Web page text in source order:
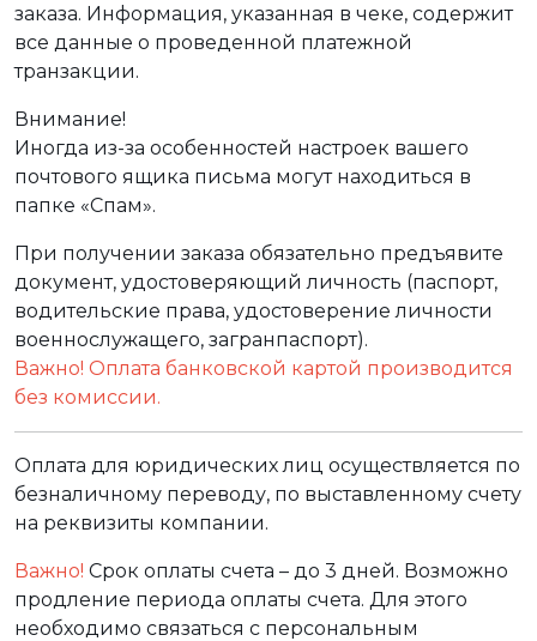
заказа. Информация, указанная в чеке, содержит
все данные о проведенной платежной
транзакции.
Внимание!
Иногда из-за особенностей настроек вашего
почтового ящика письма могут находиться в
папке «Спам».
При получении заказа обязательно предъявите
документ, удостоверяющий личность (паспорт,
водительские права, удостоверение личности
военнослужащего, загранпаспорт).
Важно! Оплата банковской картой производится
без комиссии.
Оплата для юридических лиц осуществляется по
безналичному переводу, по выставленному счету
на реквизиты компании.
Важно! Срок оплаты счета – до 3 дней. Возможно
продление периода оплаты счета. Для этого
необходимо связаться с персональным